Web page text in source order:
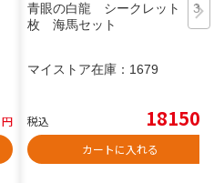
円
青眼の白龍 シークレット 3
枚 海馬セット
マイストア在庫： 1679
税込 18150
カートに入れる